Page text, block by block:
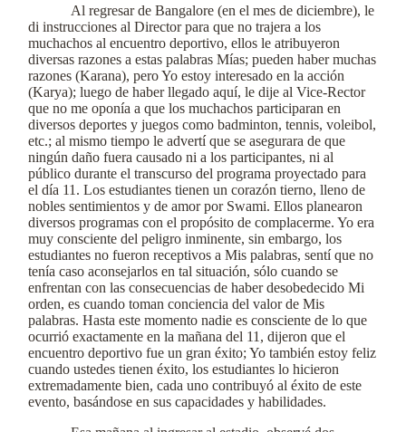
Al regresar de Bangalore (en el mes de diciembre), le
di instrucciones al Director para que no trajera a los
muchachos al encuentro deportivo, ellos le atribuyeron
diversas razones a estas palabras Mías; pueden haber muchas
razones (Karana), pero Yo estoy interesado en la acción
(Karya); luego de haber llegado aquí, le dije al Vice-Rector
que no me oponía a que los muchachos participaran en
diversos deportes y juegos como badminton, tennis, voleibol,
etc.; al mismo tiempo le advertí que se asegurara de que
ningún daño fuera causado ni a los participantes, ni al
público durante el transcurso del programa proyectado para
el día 11. Los estudiantes tienen un corazón tierno, lleno de
nobles sentimientos y de amor por Swami. Ellos planearon
diversos programas con el propósito de complacerme. Yo era
muy consciente del peligro inminente, sin embargo, los
estudiantes no fueron receptivos a Mis palabras, sentí que no
tenía caso aconsejarlos en tal situación, sólo cuando se
enfrentan con las consecuencias de haber desobedecido Mi
orden, es cuando toman conciencia del valor de Mis
palabras. Hasta este momento nadie es consciente de lo que
ocurrió exactamente en la mañana del 11, dijeron que el
encuentro deportivo fue un gran éxito; Yo también estoy feliz
cuando ustedes tienen éxito, los estudiantes lo hicieron
extremadamente bien, cada uno contribuyó al éxito de este
evento, basándose en sus capacidades y habilidades.